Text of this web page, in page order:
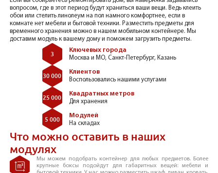
вопросом, где в этот период будут храниться ваши вещи. Ведь клеить
обои или стелить линолеум на пол намного комфортнее, если в
комнате нет мебели и бытовой техники. Разместить предметы для
временного хранения можно в нашем мобильном контейнере. Мы
доставим модуль к вашему дому и поможем загрузить предметы.
3 Ключевых города
Москва и МО, Санкт-Петербург, Казань
30 000 Клиентов
Воспользовались нашими услугами
25 000 Квадратных метров
Для хранения
5 000 Модулей
На складах
Что можно оставить в наших
модулях
Мы можем подобрать контейнер для любых предметов. Более
крупные боксы подойдут для габаритных вещей: мебели и